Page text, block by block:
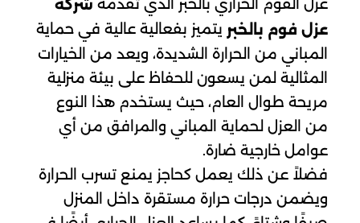
عزل الفوم الحراري بالخبر الذي تقدمه شركة
عزل فوم بالخبر يتميز بفعالية عالية في حماية
المباني من الحرارة الشديدة، ويعد من الخيارات
المثالية لمن يسعون للحفاظ على بيئة منزلية
مريحة طوال العام، حيث يستخدم هذا النوع
من العزل لحماية المباني والمرافق من أي
عوامل خارجية ضارة.
فضلاً عن ذلك يعمل كحاجز يمنع تسرب الحرارة
ويضمن درجات حرارة مستقرة داخل المنزل